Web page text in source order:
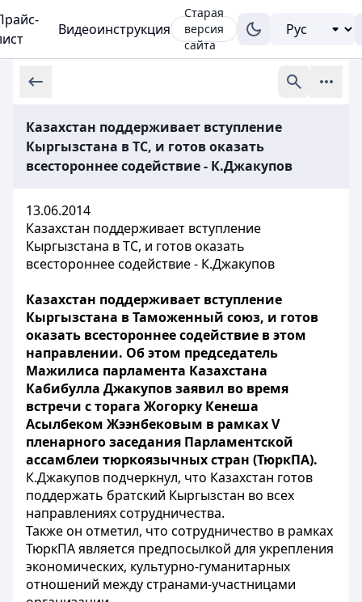
Видеоинструкция
Старая
версия
сайта
Казахстан поддерживает вступление
Кыргызстана в ТС, и готов оказать
всестороннее содействие - К.Джакупов
13.06.2014
Казахстан поддерживает вступление
Кыргызстана в ТС, и готов оказать
всестороннее содействие - К.Джакупов
Казахстан поддерживает вступление
Кыргызстана в Таможенный союз, и готов
оказать всестороннее содействие в этом
направлении. Об этом председатель
Мажилиса парламента Казахстана
Кабибулла Джакупов заявил во время
встречи с торага Жогорку Кенеша
Асылбеком Жээнбековым в рамках V
пленарного заседания Парламентской
ассамблеи тюркоязычных стран (ТюркПА).
К.Джакупов подчеркнул, что Казахстан готов
поддержать братский Кыргызстан во всех
направлениях сотрудничества.
Также он отметил, что сотрудничество в рамках
ТюркПА является предпосылкой для укрепления
экономических, культурно-гуманитарных
отношений между странами-участницами